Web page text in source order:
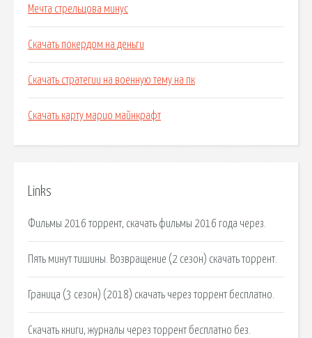
Мечта стрельцова минус
Скачать покердом на деньги
Скачать стратегии на военную тему на пк
Скачать карту марио майнкрафт
Links
Фильмы 2016 торрент, скачать фильмы 2016 года через.
Пять минут тишины. Возвращение (2 сезон) скачать торрент.
Граница (3 сезон) (2018) скачать через торрент бесплатно.
Скачать книги, журналы через торрент бесплатно без.